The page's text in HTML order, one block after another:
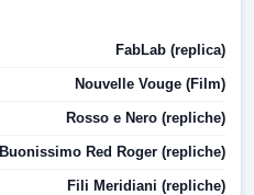
FabLab (replica)
Nouvelle Vouge (Film)
Rosso e Nero (repliche)
Buonissimo Red Roger (repliche)
Fili Meridiani (repliche)